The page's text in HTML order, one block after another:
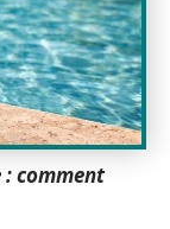
comment